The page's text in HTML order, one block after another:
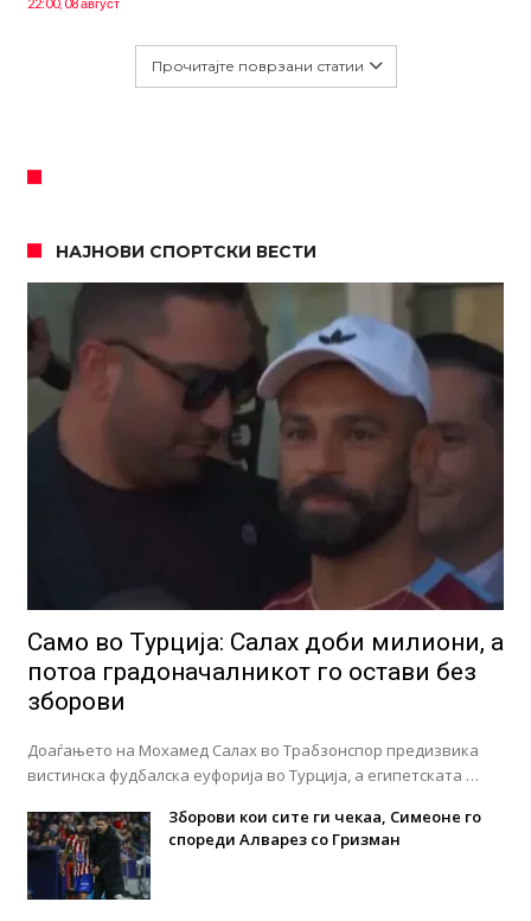
Прочитајте поврзани статии
НАЈНОВИ СПОРТСКИ ВЕСТИ
Само во Турција: Салах доби милиони, а
потоа градоначалникот го остави без
зборови
Доаѓањето на Мохамед Салах во Трабзонспор предизвика
вистинска фудбалска еуфорија во Турција, а египетската …
Зборови кои сите ги чекаа, Симеоне го
спореди Алварез со Гризман